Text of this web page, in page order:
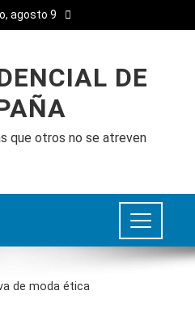
agosto 9
DE
que otros no se atreven
de moda ética